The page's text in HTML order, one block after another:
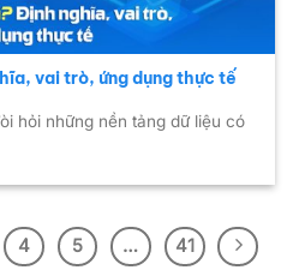
vai trò, ứng dụng thực tế
hỏi những nền tảng dữ liệu có
4 5 … 41